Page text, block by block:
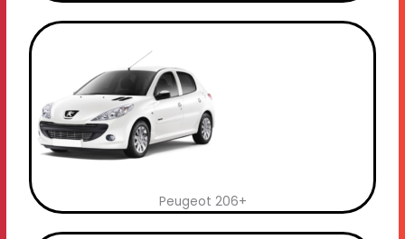
Peugeot 206+